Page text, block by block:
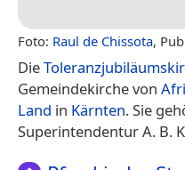
Foto: Raul de Chissota,
Die
Gemeindekirche von
Land in Kärnten. Sie
Superintendentur A. B.